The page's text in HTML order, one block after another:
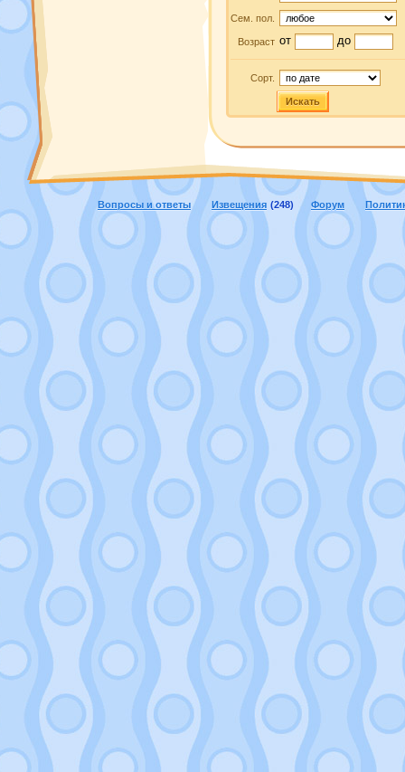
Сем. пол.
Возраст от до
Сорт.
Искать
Вопросы и ответы Извещения (248) Форум